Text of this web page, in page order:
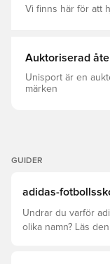
Vi finns här för att
Auktoriserad
Unisport är en
märken
GUIDER
adidas-
Undrar du varför
olika namn? Läs